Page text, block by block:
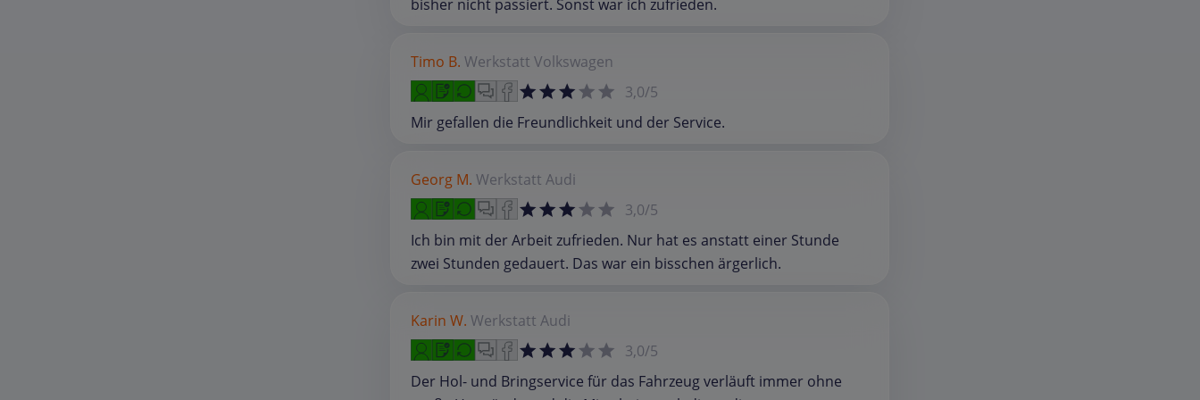
bisher nicht passiert. Sonst war ich zufrieden.
Timo B. Werkstatt Volkswagen
3,0/5
Mir gefallen die Freundlichkeit und der Service.
Georg M. Werkstatt Audi
3,0/5
Ich bin mit der Arbeit zufrieden. Nur hat es anstatt einer Stunde
zwei Stunden gedauert. Das war ein bisschen ärgerlich.
Karin W. Werkstatt Audi
3,0/5
Der Hol- und Bringservice für das Fahrzeug verläuft immer ohne